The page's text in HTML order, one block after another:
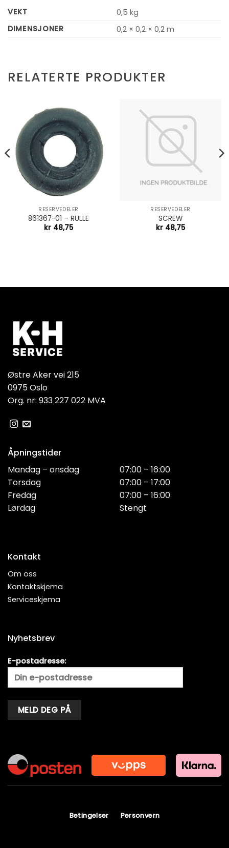
VEKT
0,5 kg
DIMENSJONER
0,2 × 0,2 × 0,2 m
RELATERTE PRODUKTER
RESERVEDELER
861367-01 – RULLE
kr 48,75
RESERVEDELER
SCREW
kr 48,75
Østre Aker vei 215
0975 Oslo
Org. nr: 933 227 022 MVA
Åpningstider
Mandag – onsdag
Torsdag
Fredag
Lørdag
07:00 – 16:00
07:00 – 17:00
07:00 – 16:00
Stengt
Kontakt
Om oss
Kontaktskjema
Serviceskjema
Nyhetsbrev
E-postadresse:
Betingelser Personvern